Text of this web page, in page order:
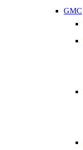
GMC